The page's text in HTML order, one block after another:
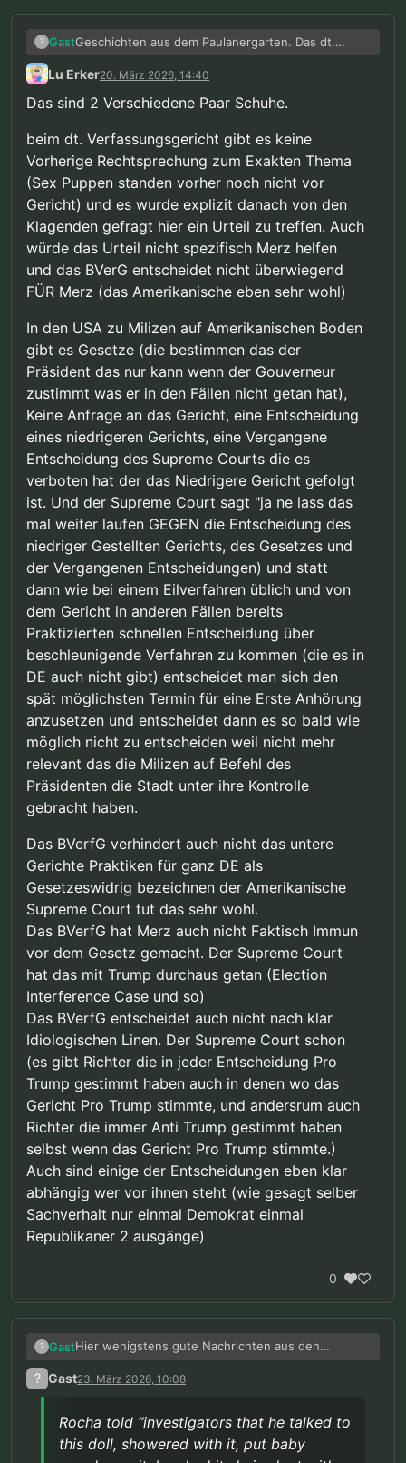
? GastGeschichten aus dem Paulanergarten. Das dt.
Verfassungsgericht verzögert das Puppenverfahren
auch und ist insgeheim mit Merz im Austausch. So
Lu Erker20. März 2026, 14:40
Das sind 2 Verschiedene Paar Schuhe.
beim dt. Verfassungsgericht gibt es keine
Vorherige Rechtsprechung zum Exakten Thema
(Sex Puppen standen vorher noch nicht vor
Gericht) und es wurde explizit danach von den
Klagenden gefragt hier ein Urteil zu treffen. Auch
würde das Urteil nicht spezifisch Merz helfen
und das BVerG entscheidet nicht überwiegend
FÜR Merz (das Amerikanische eben sehr wohl)
In den USA zu Milizen auf Amerikanischen Boden
gibt es Gesetze (die bestimmen das der
Präsident das nur kann wenn der Gouverneur
zustimmt was er in den Fällen nicht getan hat),
Keine Anfrage an das Gericht, eine Entscheidung
eines niedrigeren Gerichts, eine Vergangene
Entscheidung des Supreme Courts die es
verboten hat der das Niedrigere Gericht gefolgt
ist. Und der Supreme Court sagt "ja ne lass das
mal weiter laufen GEGEN die Entscheidung des
niedriger Gestellten Gerichts, des Gesetzes und
der Vergangenen Entscheidungen) und statt
dann wie bei einem Eilverfahren üblich und von
dem Gericht in anderen Fällen bereits
Praktizierten schnellen Entscheidung über
beschleunigende Verfahren zu kommen (die es in
DE auch nicht gibt) entscheidet man sich den
spät möglichsten Termin für eine Erste Anhörung
anzusetzen und entscheidet dann es so bald wie
möglich nicht zu entscheiden weil nicht mehr
relevant das die Milizen auf Befehl des
Präsidenten die Stadt unter ihre Kontrolle
gebracht haben.
Das BVerfG verhindert auch nicht das untere
Gerichte Praktiken für ganz DE als
Gesetzeswidrig bezeichnen der Amerikanische
Supreme Court tut das sehr wohl.
Das BVerfG hat Merz auch nicht Faktisch Immun
vor dem Gesetz gemacht. Der Supreme Court
hat das mit Trump durchaus getan (Election
Interference Case und so)
Das BVerfG entscheidet auch nicht nach klar
Idiologischen Linen. Der Supreme Court schon
(es gibt Richter die in jeder Entscheidung Pro
Trump gestimmt haben auch in denen wo das
Gericht Pro Trump stimmte, und andersrum auch
Richter die immer Anti Trump gestimmt haben
selbst wenn das Gericht Pro Trump stimmte.)
Auch sind einige der Entscheidungen eben klar
abhängig wer vor ihnen steht (wie gesagt selber
Sachverhalt nur einmal Demokrat einmal
Republikaner 2 ausgänge)
0
? GastHier wenigstens gute Nachrichten aus den
vereinigten Staaten:
sind wir zu dem Schluss gekommen, dass
(Rocha)s Verhalten – Masturbation, in
(Übersetzt mit DeepL)
? Gast23. März 2026, 10:08
Rocha told “investigators that he talked to
this doll, showered with it, put baby